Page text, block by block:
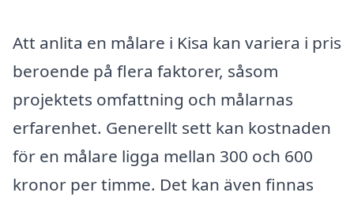
Att anlita en målare i Kisa kan variera i pris
beroende på flera faktorer, såsom
projektets omfattning och målarnas
erfarenhet. Generellt sett kan kostnaden
för en målare ligga mellan 300 och 600
kronor per timme. Det kan även finnas